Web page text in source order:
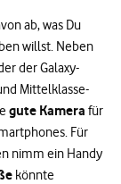
ab, was Du
willst. Neben
der Galaxy-
Mittelklasse-
gute Kamera für
Für
nimm ein Handy
könnte